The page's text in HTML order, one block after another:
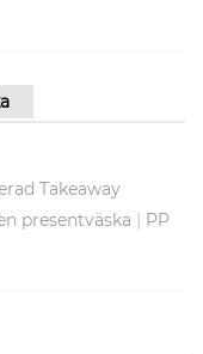
Takeaway
presentväska | PP